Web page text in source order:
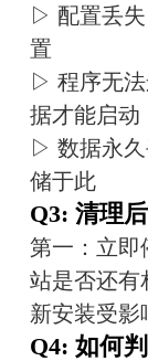
▷ 配置丢失
置
▷ 程序无法
据才能启动
▷ 数据永久
储于此
Q3: 清理
第一：立即
站是否还有
新安装受影
Q4: 如何